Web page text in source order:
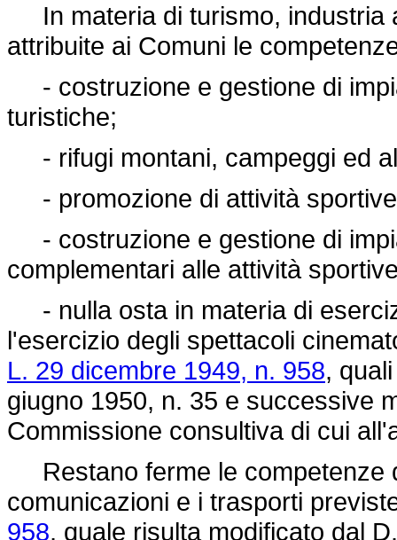
In materia di turismo, industria
attribuite ai Comuni le
- costruzione e gestione di
turistiche;
- rifugi montani, campeggi ed
- promozione di attività
- costruzione e gestione di
complementari alle attività
- nulla osta in materia di
l'esercizio degli spettacoli
L. 29 dicembre 1949, n. 958,
giugno 1950, n. 35 e successive
Commissione consultiva di cui
Restano ferme le competenze
comunicazioni e i trasporti
958, quale risulta modificato dal